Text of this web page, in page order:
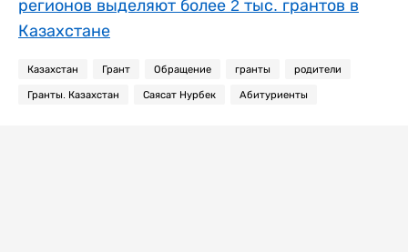
регионов выделяют более 2 тыс. грантов в
Казахстане
Казахстан Грант Обращение гранты родители
Гранты. Казахстан Саясат Нурбек Абитуриенты